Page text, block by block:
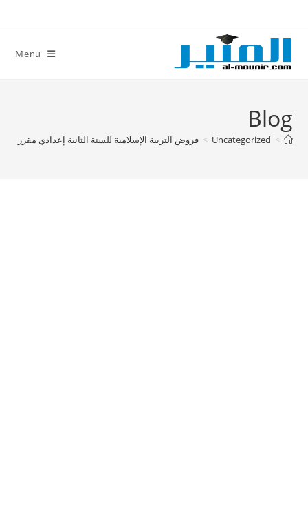
content
Menu
Blog
>
Uncategorized
> فروض التربية الإسلامية للسنة الثانية إعدادي مقرر